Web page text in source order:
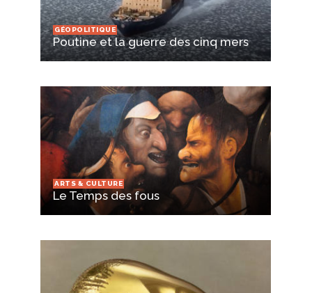
GÉOPOLITIQUE
Poutine et la guerre des cinq mers
ARTS & CULTURE
Le Temps des fous